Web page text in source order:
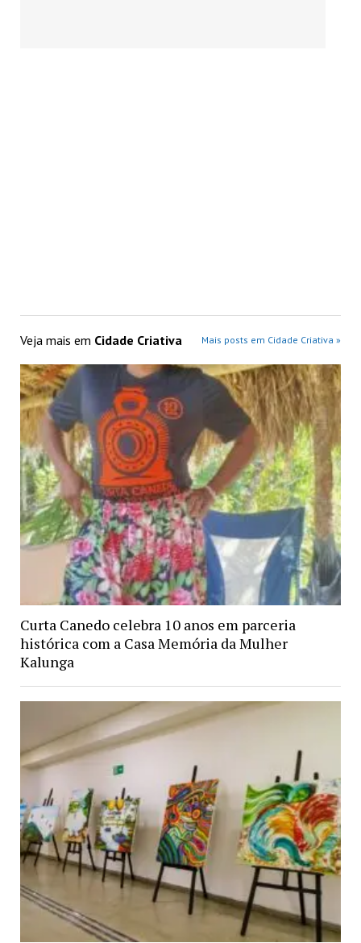
Veja mais em Cidade Criativa Mais posts em Cidade Criativa »
Curta Canedo celebra 10 anos em parceria
histórica com a Casa Memória da Mulher
Kalunga